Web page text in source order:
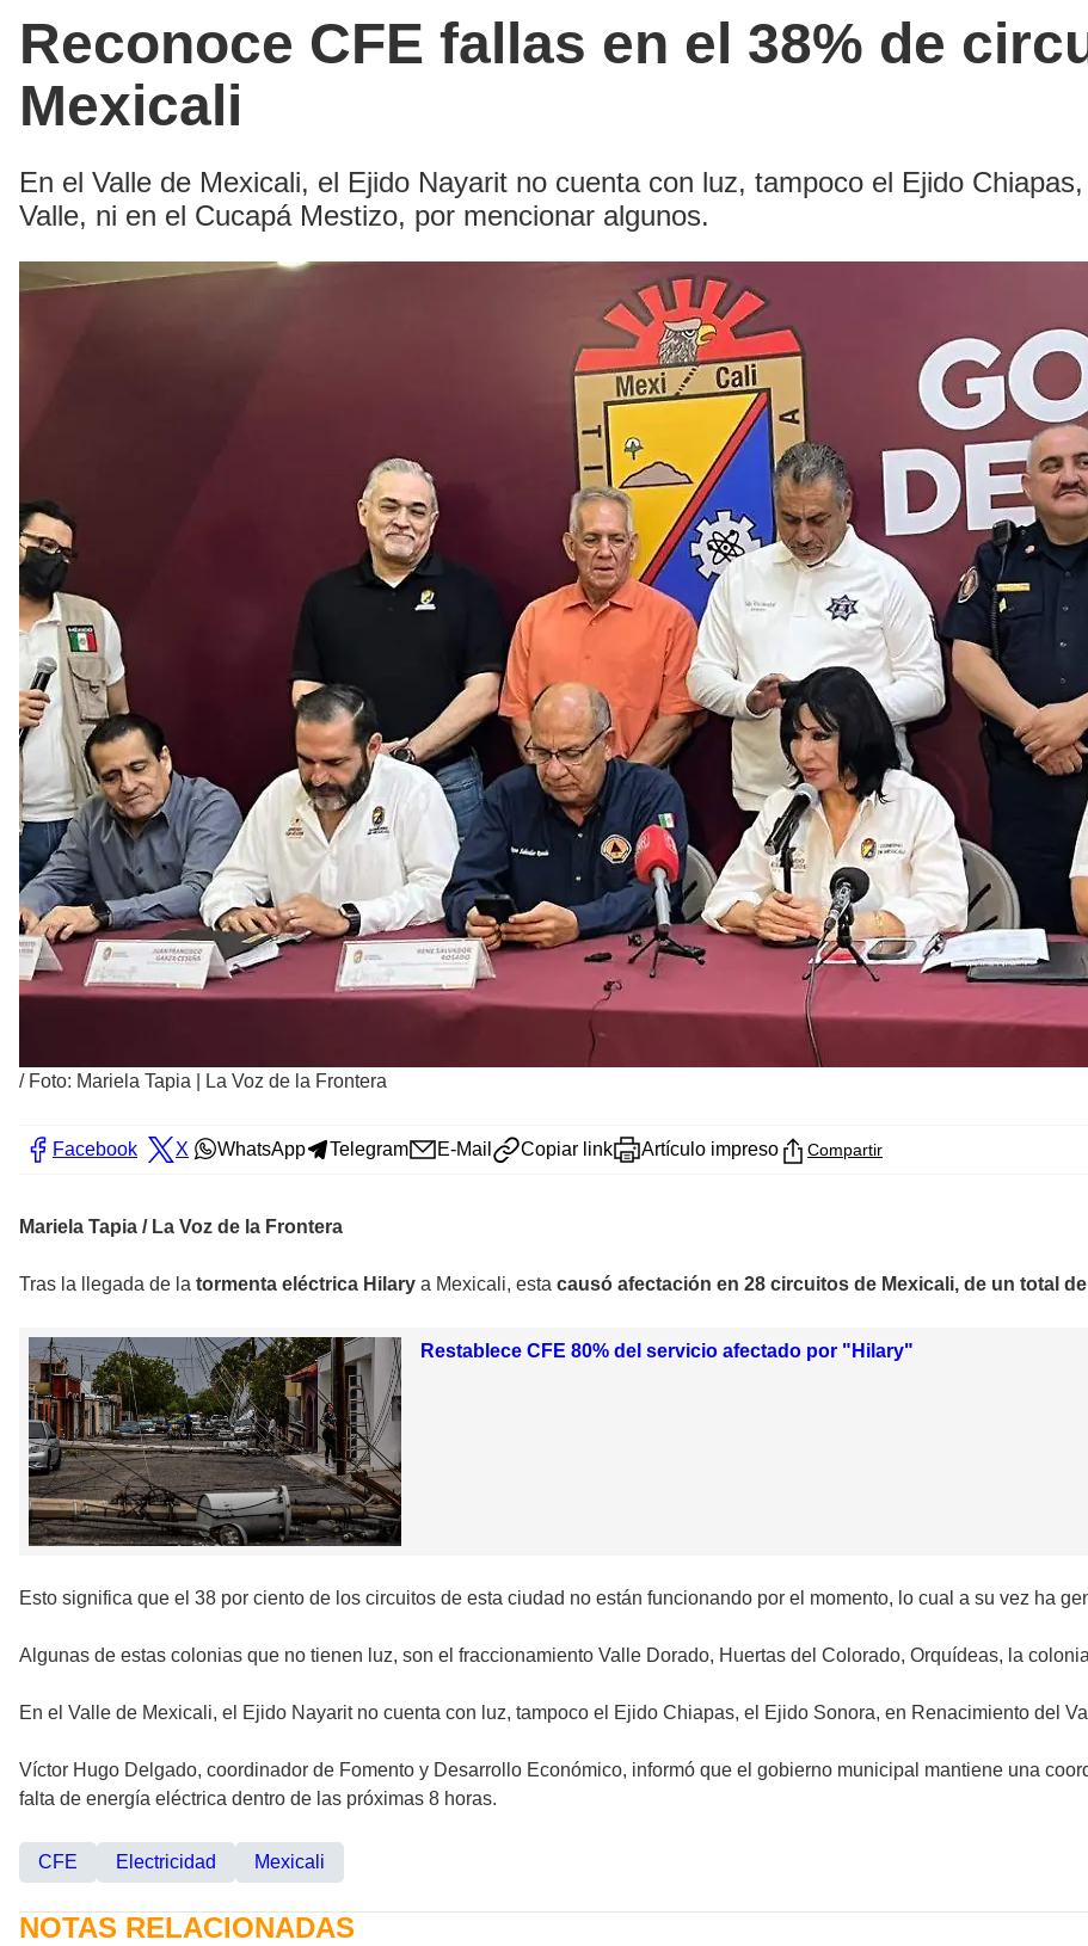
Reconoce CFE fallas en el 38% de
Mexicali
En el Valle de Mexicali, el Ejido Nayarit no cuenta con luz, tampoco el Ejido
Valle, ni en el Cucapá Mestizo, por mencionar algunos.
/ Foto: Mariela Tapia | La Voz de la Frontera
Facebook X WhatsApp Telegram E-Mail Copiar link Artículo impreso Compartir
Mariela Tapia / La Voz de la Frontera
Tras la llegada de la tormenta eléctrica Hilary a Mexicali, esta causó afectación en 28 circuitos de Mexicali, de un total
Restablece CFE 80% del servicio afectado por "Hilary"
Esto significa que el 38 por ciento de los circuitos de esta ciudad no están funcionando por el momento, lo cual a su vez ha
Algunas de estas colonias que no tienen luz, son el fraccionamiento Valle Dorado, Huertas del Colorado, Orquídeas, la
En el Valle de Mexicali, el Ejido Nayarit no cuenta con luz, tampoco el Ejido Chiapas, el Ejido Sonora, en Renacimiento del
Víctor Hugo Delgado, coordinador de Fomento y Desarrollo Económico, informó que el gobierno municipal mantiene una
falta de energía eléctrica dentro de las próximas 8 horas.
CFE Electricidad Mexicali
NOTAS RELACIONADAS